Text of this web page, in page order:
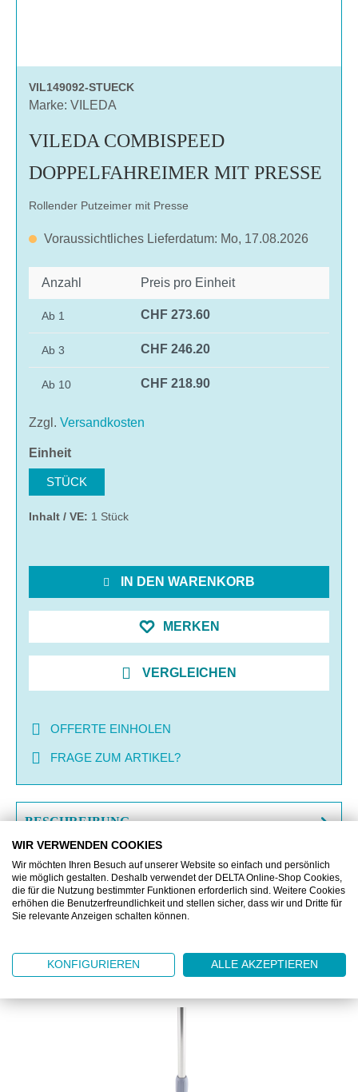
VIL149092-STUECK
Marke: VILEDA
VILEDA COMBISPEED
DOPPELFAHREIMER MIT PRESSE
Rollender Putzeimer mit Presse
Voraussichtliches Lieferdatum: Mo, 17.08.2026
Anzahl Preis pro Einheit
Ab 1 CHF 273.60
Ab 3 CHF 246.20
Ab 10 CHF 218.90
Zzgl. Versandkosten
Einheitauswählen
STÜCK
Inhalt / VE: 1 Stück
IN DEN WARENKORB
MERKEN
VERGLEICHEN
OFFERTE EINHOLEN
FRAGE ZUM ARTIKEL?
BESCHREIBUNG
ZUSATZINFORMATIONEN
Produktgalerie überspringen
Kunden kauften auch
WIR VERWENDEN COOKIES
Wir möchten Ihren Besuch auf unserer Website so einfach und persönlich
wie möglich gestalten. Deshalb verwendet der DELTA Online-Shop Cookies,
die für die Nutzung bestimmter Funktionen erforderlich sind. Weitere Cookies
erhöhen die Benutzerfreundlichkeit und stellen sicher, dass wir und Dritte für
Sie relevante Anzeigen schalten können.
KONFIGURIEREN ALLE AKZEPTIEREN